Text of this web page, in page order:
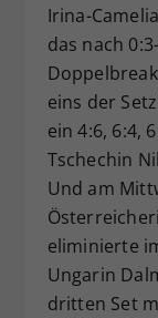
Irina-
das nach
eins der
ein 4:6, 6:4,
Tschechin
Und am
eliminierte
Ungarin
dritten Set